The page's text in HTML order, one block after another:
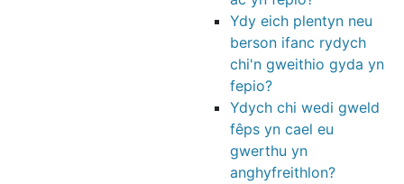
Ydy eich plentyn neu
berson ifanc rydych
chi'n gweithio gyda yn
fepio?
Ydych chi wedi gweld
fêps yn cael eu
gwerthu yn
anghyfreithlon?